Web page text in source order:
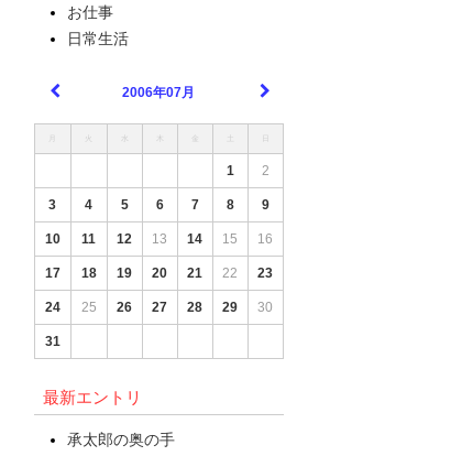
お仕事
日常生活
2006年07月
1 2
3 4 5 6 7 8 9
10 11 12 13 14 15 16
17 18 19 20 21 22 23
24 25 26 27 28 29 30
31
最新エントリ
承太郎の奥の手